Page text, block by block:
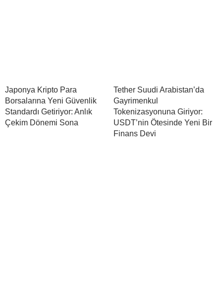
Japonya Kripto Para
Borsalarına Yeni Güvenlik
Standardı Getiriyor: Anlık
Çekim Dönemi Sona
Tether Suudi Arabistan’da
Gayrimenkul
Tokenizasyonuna Giriyor:
USDT’nin Ötesinde Yeni Bir
Finans Devi